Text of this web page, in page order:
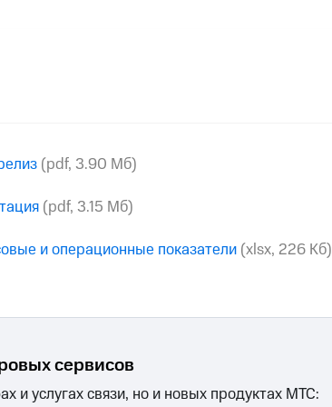
(pdf, 3.90 Мб)
(pdf, 3.15 Мб)
и операционные показатели (xlsx, 226 Кб)
сервисов
и услугах связи, но и новых продуктах МТС: